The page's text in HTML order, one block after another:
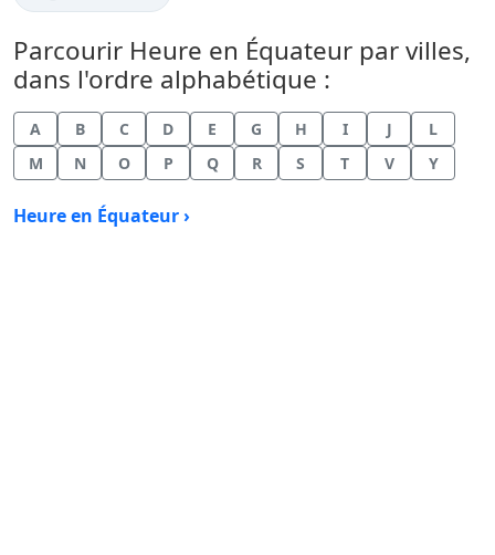
Parcourir Heure en Équateur par villes,
dans l'ordre alphabétique :
A B C D E G H I J
L
M
N O P Q R S T V Y
Heure en Équateur ›